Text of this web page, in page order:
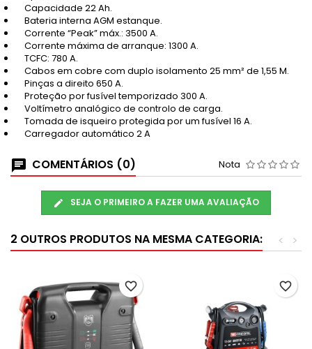
Capacidade 22 Ah.
Bateria interna AGM estanque.
Corrente “Peak” máx.: 3500 A.
Corrente máxima de arranque: 1300 A.
TCFC: 780 A.
Cabos em cobre com duplo isolamento 25 mm² de 1,55 M.
Pinças a direito 650 A.
Proteção por fusível temporizado 300 A.
Voltímetro analógico de controlo de carga.
Tomada de isqueiro protegida por um fusível 16 A.
Carregador automático 2 A
COMENTÁRIOS (0) Nota
SEJA O PRIMEIRO A FAZER UMA AVALIAÇÃO
2 OUTROS PRODUTOS NA MESMA CATEGORIA: >
<
favorite_border favorite_border